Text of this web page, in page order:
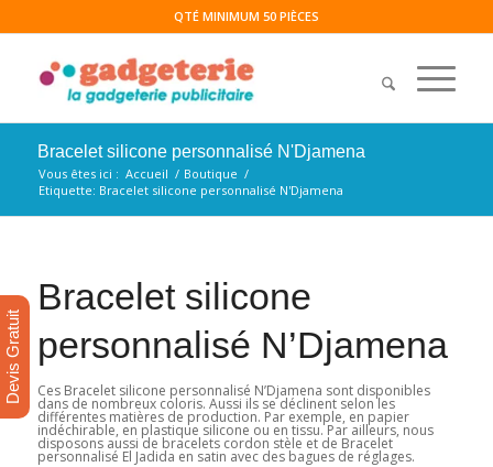
QTÉ MINIMUM 50 PIÈCES
Bracelet silicone personnalisé N'Djamena
Vous êtes ici : Accueil / Boutique /
Etiquette: Bracelet silicone personnalisé N'Djamena
Bracelet silicone
personnalisé N’Djamena
Ces Bracelet silicone personnalisé N’Djamena sont disponibles
dans de nombreux coloris. Aussi ils se déclinent selon les
différentes matières de production. Par exemple, en papier
indéchirable, en plastique silicone ou en tissu. Par ailleurs, nous
disposons aussi de bracelets cordon stèle et de Bracelet
personnalisé El Jadida en satin avec des bagues de réglages.
Devis Gratuit